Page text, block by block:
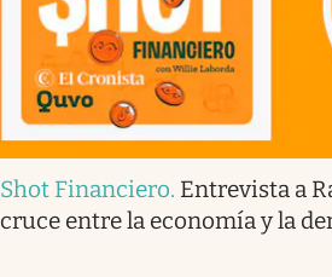
Shot Financiero. Entrevista a
cruce entre la economía y la